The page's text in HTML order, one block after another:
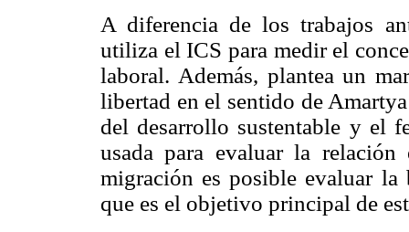
A diferencia de los trabajos
utiliza el ICS para medir el
laboral. Además, plantea un
libertad en el sentido de
del desarrollo sustentable y el
usada para evaluar la
migración es posible evaluar la
que es el objetivo principal de